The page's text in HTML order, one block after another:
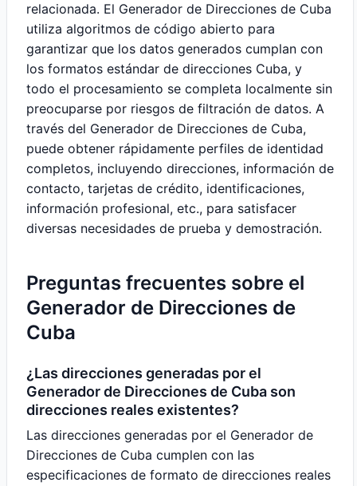
relacionada. El Generador de Direcciones de Cuba
utiliza algoritmos de código abierto para
garantizar que los datos generados cumplan con
los formatos estándar de direcciones Cuba, y
todo el procesamiento se completa localmente sin
preocuparse por riesgos de filtración de datos. A
través del Generador de Direcciones de Cuba,
puede obtener rápidamente perfiles de identidad
completos, incluyendo direcciones, información de
contacto, tarjetas de crédito, identificaciones,
información profesional, etc., para satisfacer
diversas necesidades de prueba y demostración.
Preguntas frecuentes sobre el
Generador de Direcciones de
Cuba
¿Las direcciones generadas por el
Generador de Direcciones de Cuba son
direcciones reales existentes?
Las direcciones generadas por el Generador de
Direcciones de Cuba cumplen con las
especificaciones de formato de direcciones reales